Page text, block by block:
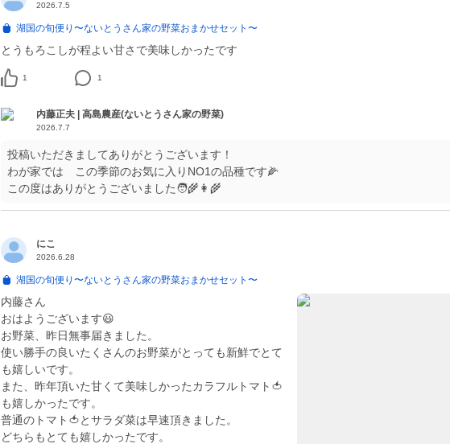
2026.7.5
湖国の旬便り〜ないとうさん家の野菜おまかせセット〜
とうもろこしが程よい甘さで美味しかったです
1 1
内藤正夫 | 高島農産(ないとうさん家の野菜)
2026.7.7
投稿いただきましてありがとうございます！
わが家では この季節のお気に入りNO1の品種です🌽
この度はありがとうございました🧑‍🌾👩‍🌾
にこ
2026.6.28
湖国の旬便り〜ないとうさん家の野菜おまかせセット〜
内藤さん
おはようございます😃
お野菜、昨日無事届きました。
使い勝手の良いたくさんのお野菜がとっても新鮮でとて
も嬉しいです。
また、昨年頂いた甘くて美味しかったカラフルトマト🍅
も嬉しかったです。
普通のトマト🍅とサラダ菜は早速頂きました。
どちらもとても嬉しかったです。